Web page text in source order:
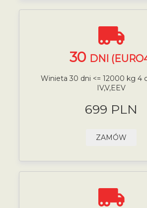
30 DNI
Winieta 30 dni <= 12000 kg 4
IV,V,EEV
699 PLN
ZAMÓW